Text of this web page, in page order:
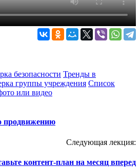
безопасности Тренды в
группы учреждения Список
или видео
продвижению
Следующая лекция:
контент-план на месяц вперед